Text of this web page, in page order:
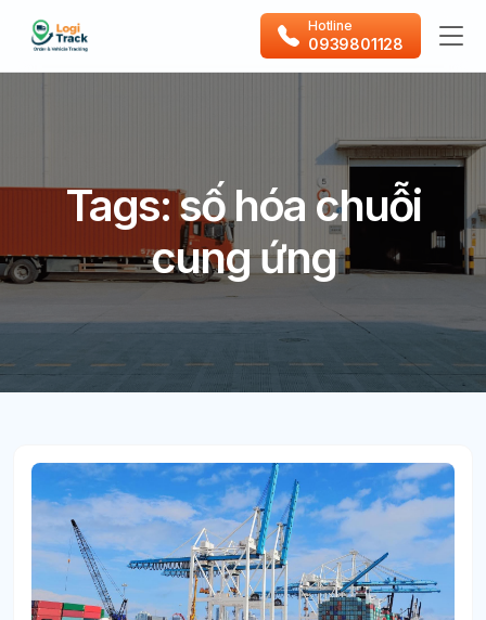
Hotline
0939801128
Tags: số hóa chuỗi
cung ứng